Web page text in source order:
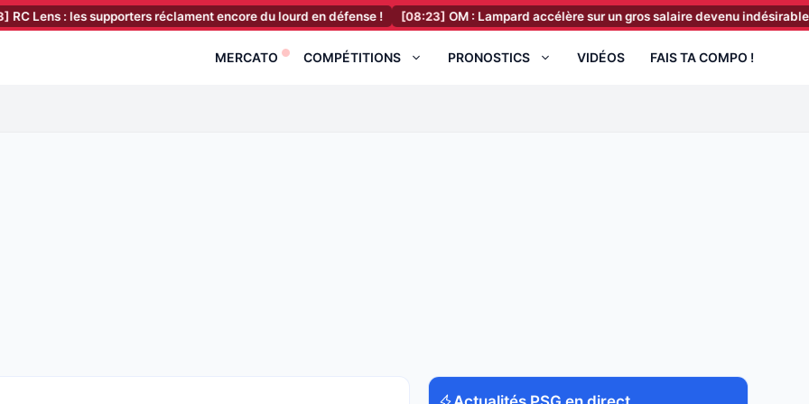
: les supporters réclament encore du lourd en défense ! [08:23] OM : Lampard accélère sur un gros salaire devenu indésirable
MERCATO COMPÉTITIONS PRONOSTICS VIDÉOS FAIS TA COMPO !